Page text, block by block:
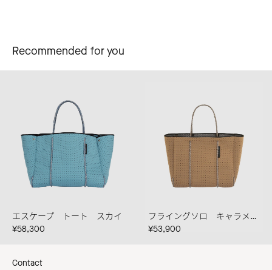
Recommended for you
エスケープ トート スカイ
¥58,300
フライングソロ キャラメル/スティール
¥53,900
Contact